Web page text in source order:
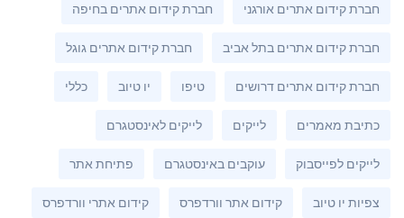
חברת קידום אתרים אורגני חברת קידום אתרים בחיפה
חברת קידום אתרים בתל אביב חברת קידום אתרים גוגל
חברת קידום אתרים דרושים טיפו יו טיוב כללי
כתיבת מאמרים לייקים לייקים לאינסטגרם
לייקים לפייסבוק עוקבים באינסטגרם פתיחת אתר
צפיות יו טיוב קידום אתר וורדפרס קידום אתרי וורדפרס